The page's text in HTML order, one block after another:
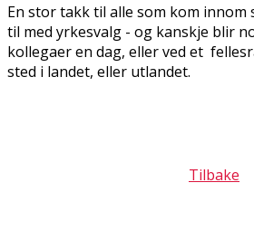
En stor takk til alle som kom innom
til med yrkesvalg - og kanskje blir
kollegaer en dag, eller ved et
sted i landet, eller utlandet.
Tilbake